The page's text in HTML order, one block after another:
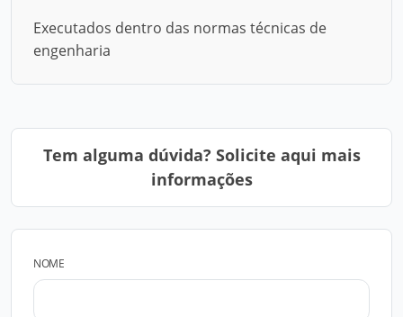
Executados dentro das normas técnicas de
engenharia
Tem alguma dúvida? Solicite aqui mais
informações
NOME